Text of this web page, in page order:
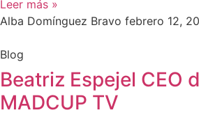
Leer más »
Alba Domínguez Bravo febrero 12,
Blog
Beatriz Espejel CEO
MADCUP TV